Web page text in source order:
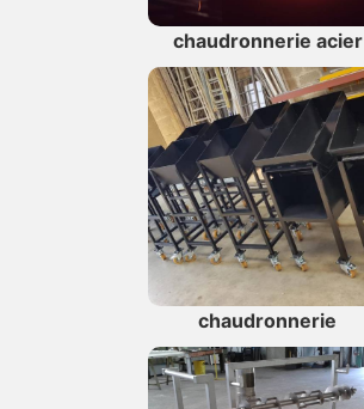
chaudronnerie acier
chaudronnerie